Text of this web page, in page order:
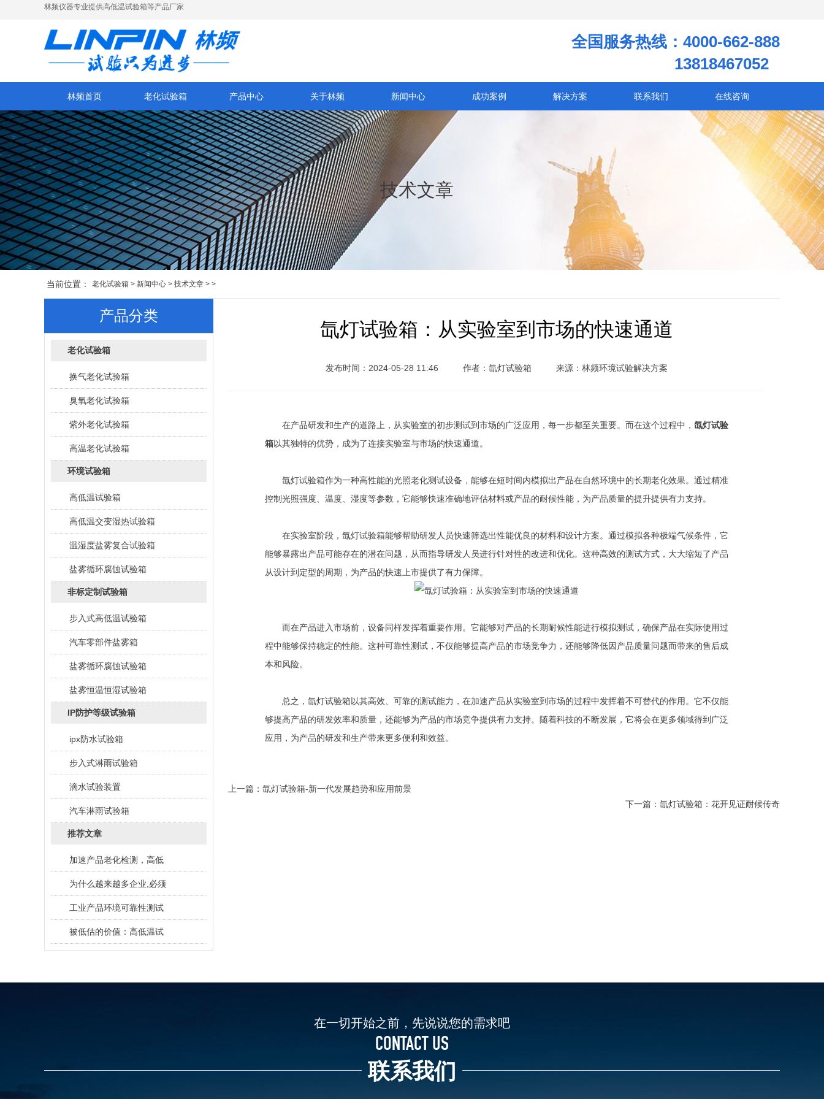
林频仪器专业提供高低温试验箱等产品厂家
全国服务热线：4000-662-888
13818467052
林频首页 老化试验箱 产品中心 关于林频 新闻中心 成功案例 解决方案 联系我们 在线咨询
技术文章
当前位置： 老化试验箱 > 新闻中心 > 技术文章 > >
产品分类
老化试验箱
换气老化试验箱
臭氧老化试验箱
紫外老化试验箱
高温老化试验箱
环境试验箱
高低温试验箱
高低温交变湿热试验箱
温湿度盐雾复合试验箱
盐雾循环腐蚀试验箱
非标定制试验箱
步入式高低温试验箱
汽车零部件盐雾箱
盐雾循环腐蚀试验箱
盐雾恒温恒湿试验箱
IP防护等级试验箱
ipx防水试验箱
步入式淋雨试验箱
滴水试验装置
汽车淋雨试验箱
推荐文章
加速产品老化检测，高低
为什么越来越多企业,必须
工业产品环境可靠性测试
被低估的价值：高低温试
氙灯试验箱：从实验室到市场的快速通道
发布时间：2024-05-28 11:46 作者：氙灯试验箱 来源：林频环境试验解决方案
在产品研发和生产的道路上，从实验室的初步测试到市场的广泛应用，每一步都至关重要。而在这个过程中， 氙灯试验
箱以其独特的优势，成为了连接实验室与市场的快速通道。
氙灯试验箱作为一种高性能的光照老化测试设备，能够在短时间内模拟出产品在自然环境中的长期老化效果。通过精准
控制光照强度、温度、湿度等参数，它能够快速准确地评估材料或产品的耐候性能，为产品质量的提升提供有力支持。
在实验室阶段，氙灯试验箱能够帮助研发人员快速筛选出性能优良的材料和设计方案。通过模拟各种极端气候条件，它
能够暴露出产品可能存在的潜在问题，从而指导研发人员进行针对性的改进和优化。这种高效的测试方式，大大缩短了产品
从设计到定型的周期，为产品的快速上市提供了有力保障。
而在产品进入市场前，设备同样发挥着重要作用。它能够对产品的长期耐候性能进行模拟测试，确保产品在实际使用过
程中能够保持稳定的性能。这种可靠性测试，不仅能够提高产品的市场竞争力，还能够降低因产品质量问题而带来的售后成
本和风险。
总之，氙灯试验箱以其高效、可靠的测试能力，在加速产品从实验室到市场的过程中发挥着不可替代的作用。它不仅能
够提高产品的研发效率和质量，还能够为产品的市场竞争提供有力支持。随着科技的不断发展，它将会在更多领域得到广泛
应用，为产品的研发和生产带来更多便利和效益。
上一篇： 氙灯试验箱-新一代发展趋势和应用前景
下一篇： 氙灯试验箱：花开见证耐候传奇
在一切开始之前，先说说您的需求吧
CONTACT US
联系我们